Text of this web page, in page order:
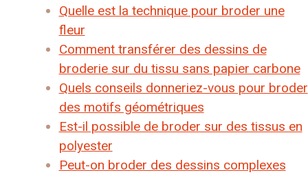
Quelle est la technique pour broder une
fleur
Comment transférer des dessins de
broderie sur du tissu sans papier carbone
Quels conseils donneriez-vous pour broder
des motifs géométriques
Est-il possible de broder sur des tissus en
polyester
Peut-on broder des dessins complexes